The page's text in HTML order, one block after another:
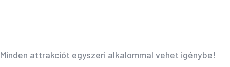
Minden attrakciót egyszeri alkalommal vehet igénybe!